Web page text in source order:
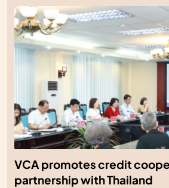
VCA promotes credit
partnership with Thailand